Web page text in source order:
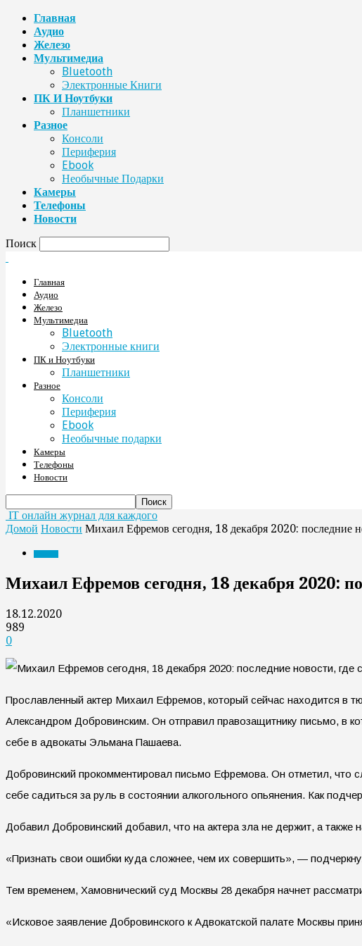
Главная
Аудио
Железо
Мультимедиа
Bluetooth
Электронные Книги
ПК И Ноутбуки
Планшетники
Разное
Консоли
Периферия
Ebook
Необычные Подарки
Камеры
Телефоны
Новости
Поиск
Главная
Аудио
Железо
Мультимедиа
Bluetooth
Электронные книги
ПК и Ноутбуки
Планшетники
Разное
Консоли
Периферия
Ebook
Необычные подарки
Камеры
Телефоны
Новости
IT онлайн журнал для каждого
Домой Новости Михаил Ефремов сегодня, 18 декабря 2020: последние
Михаил Ефремов сегодня, 18 декабря 2020:
18.12.2020
989
0
Прославленный актер Михаил Ефремов, который сейчас находится в
Александром Добровинским. Он отправил правозащитнику письмо, в
себе в адвокаты Эльмана Пашаева.
Добровинский прокомментировал письмо Ефремова. Он отметил, что
себе садиться за руль в состоянии алкогольного опьянения. Как
Добавил Добровинский добавил, что на актера зла не держит, а
«Признать свои ошибки куда сложнее, чем их совершить», —
Тем временем, Хамовнический суд Москвы 28 декабря начнет
«Исковое заявление Добровинского к Адвокатской палате Москвы